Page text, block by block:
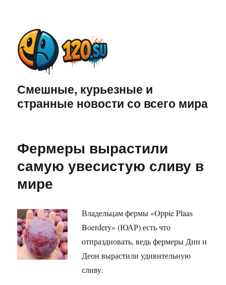
Смешные, курьезные и
странные новости со всего мира
Фермеры вырастили
самую увесистую сливу в
мире
Владельцам фермы «Oppie Plaas
Boerdery» (ЮАР) есть что
отпраздновать, ведь фермеры Дин и
Деон вырастили удивительную
сливу.